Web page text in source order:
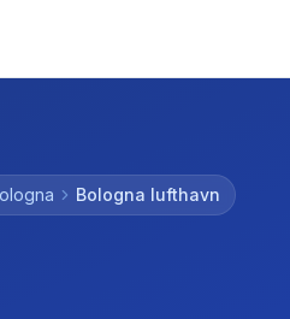
Bologna lufthavn